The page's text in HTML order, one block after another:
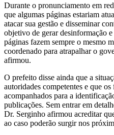
Durante o pronunciamento em
que algumas páginas estariam
atacar sua gestão e disseminar
objetivo de gerar desinformação
páginas fazem sempre o mesmo
coordenado para atrapalhar o
afirmou.
O prefeito disse ainda que a
autoridades competentes e que os
acompanhados para a
publicações. Sem entrar em
Dr. Serginho afirmou acreditar
ao caso poderão surgir nos